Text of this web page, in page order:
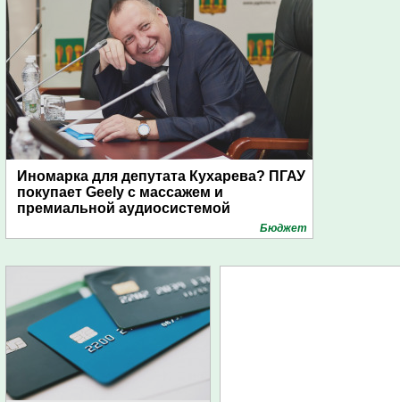
Иномарка для депутата Кухарева? ПГАУ
покупает Geely с массажем и
премиальной аудиосистемой
Бюджет